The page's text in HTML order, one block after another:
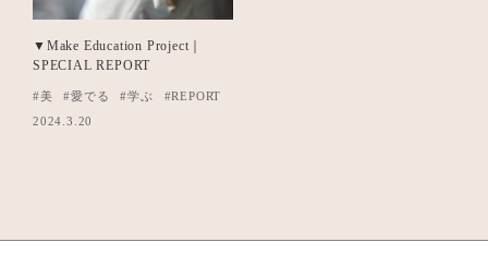
▼Make Education Project｜
SPECIAL REPORT
#美 #愛でる #学ぶ
#REPORT
2024.3.20